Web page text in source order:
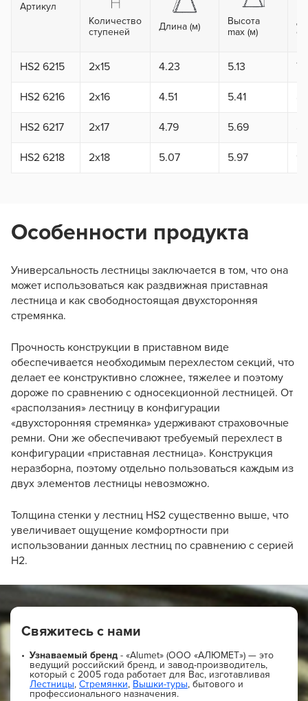
Артикул
Количество
ступеней
Длина (м)
Высота
max (м)
HS2 6215 2x15 4.23 5.13
HS2 6216 2x16 4.51 5.41
HS2 6217 2x17 4.79 5.69
HS2 6218 2x18 5.07 5.97
Особенности продукта
Универсальность лестницы заключается в том, что она
может использоваться как раздвижная приставная
лестница и как свободностоящая двухсторонняя
стремянка.
Прочность конструкции в приставном виде
обеспечивается необходимым перехлестом секций, что
делает ее конструктивно сложнее, тяжелее и поэтому
дороже по сравнению с односекционной лестницей. От
«расползания» лестницу в конфигурации
«двухсторонняя стремянка» удерживают страховочные
ремни. Они же обеспечивают требуемый перехлест в
конфигурации «приставная лестница». Конструкция
неразборна, поэтому отдельно пользоваться каждым из
двух элементов лестницы невозможно.
Толщина стенки у лестниц HS2 существенно выше, что
увеличивает ощущение комфортности при
использовании данных лестниц по сравнению с серией
Н2.
Свяжитесь с нами
Узнаваемый бренд - «Alumet» (ООО «АЛЮМЕТ») — это
ведущий российский бренд, и завод-производитель,
который с 2005 года работает для Вас, изготавливая
Лестницы, Стремянки, Вышки-туры, бытового и
профессионального назначения.